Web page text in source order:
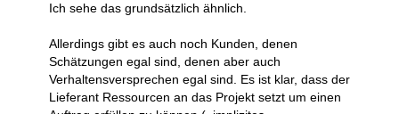
Ich sehe das grundsätzlich ähnlich.
Allerdings gibt es auch noch Kunden, denen
Schätzungen egal sind, denen aber auch
Verhaltensversprechen egal sind. Es ist klar, dass der
Lieferant Ressourcen an das Projekt setzt um einen